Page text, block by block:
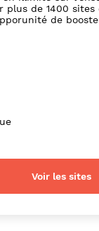
plus de 1400
de
Voir les sites